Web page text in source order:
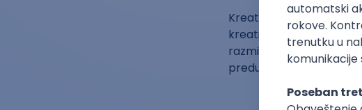
Kreativno razmišljanje
kreativnost, skupio je i
razmišljanju. Tehnike,
preduzmete prve